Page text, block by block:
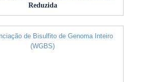
Reduzida